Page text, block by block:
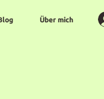
Über mich